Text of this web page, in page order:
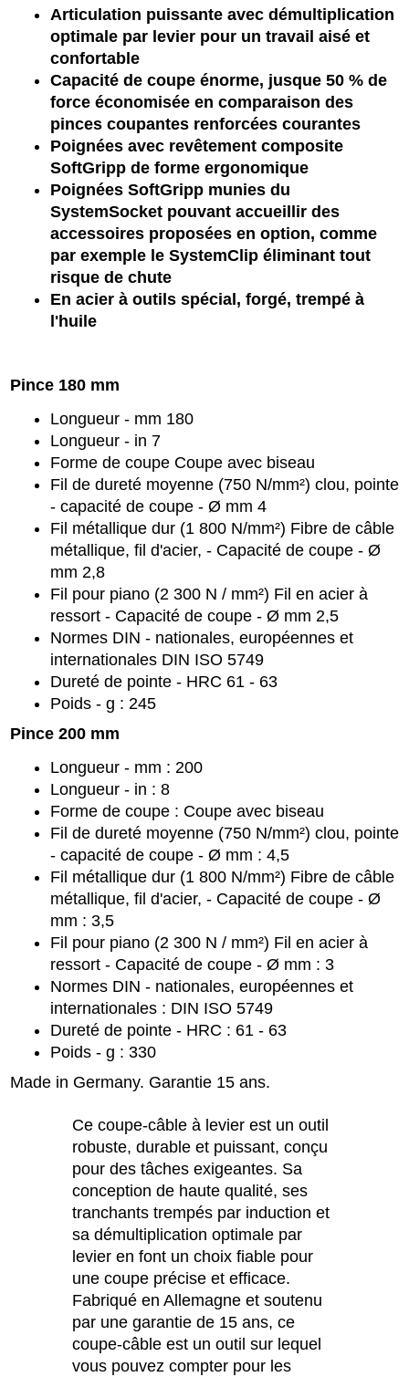
Articulation puissante avec démultiplication
optimale par levier pour un travail aisé et
confortable
Capacité de coupe énorme, jusque 50 % de
force économisée en comparaison des
pinces coupantes renforcées courantes
Poignées avec revêtement composite
SoftGripp de forme ergonomique
Poignées SoftGripp munies du
SystemSocket pouvant accueillir des
accessoires proposées en option, comme
par exemple le SystemClip éliminant tout
risque de chute
En acier à outils spécial, forgé, trempé à
l'huile
Pince 180 mm
Longueur - mm 180
Longueur - in 7
Forme de coupe Coupe avec biseau
Fil de dureté moyenne (750 N/mm²) clou, pointe
- capacité de coupe - Ø mm 4
Fil métallique dur (1 800 N/mm²) Fibre de câble
métallique, fil d'acier, - Capacité de coupe - Ø
mm 2,8
Fil pour piano (2 300 N / mm²) Fil en acier à
ressort - Capacité de coupe - Ø mm 2,5
Normes DIN - nationales, européennes et
internationales DIN ISO 5749
Dureté de pointe - HRC 61 - 63
Poids - g : 245
Pince 200 mm
Longueur - mm : 200
Longueur - in : 8
Forme de coupe : Coupe avec biseau
Fil de dureté moyenne (750 N/mm²) clou, pointe
- capacité de coupe - Ø mm : 4,5
Fil métallique dur (1 800 N/mm²) Fibre de câble
métallique, fil d'acier, - Capacité de coupe - Ø
mm : 3,5
Fil pour piano (2 300 N / mm²) Fil en acier à
ressort - Capacité de coupe - Ø mm : 3
Normes DIN - nationales, européennes et
internationales : DIN ISO 5749
Dureté de pointe - HRC : 61 - 63
Poids - g : 330
Made in Germany. Garantie 15 ans.
Ce coupe-câble à levier est un outil
robuste, durable et puissant, conçu
pour des tâches exigeantes. Sa
conception de haute qualité, ses
tranchants trempés par induction et
sa démultiplication optimale par
levier en font un choix fiable pour
une coupe précise et efficace.
Fabriqué en Allemagne et soutenu
par une garantie de 15 ans, ce
coupe-câble est un outil sur lequel
vous pouvez compter pour les